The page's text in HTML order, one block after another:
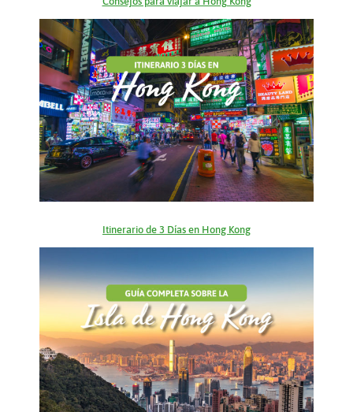
Itinerario de 3 Días en Hong Kong